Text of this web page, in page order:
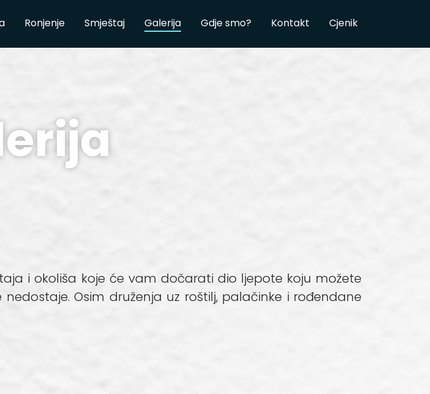
Ronjenje Smještaj Galerija Gdje smo? Kontakt Cjenik
i okoliša koje će vam dočarati dio ljepote koju možete
Osim druženja uz roštilj, palačinke i rođendane